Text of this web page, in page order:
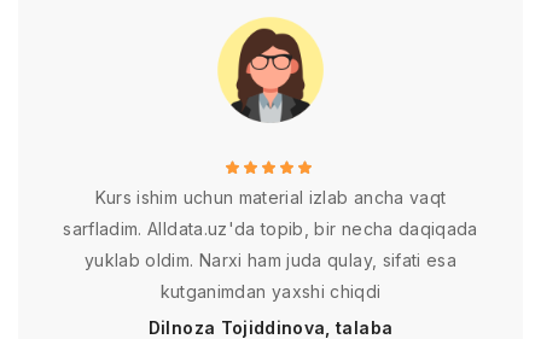
Kurs ishim uchun material izlab ancha vaqt
sarfladim. Alldata.uz'da topib, bir necha daqiqada
yuklab oldim. Narxi ham juda qulay, sifati esa
kutganimdan yaxshi chiqdi
Dilnoza Tojiddinova, talaba